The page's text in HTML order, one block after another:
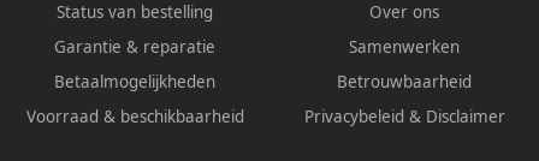
Status van bestelling
Garantie & reparatie
Betaalmogelijkheden
Voorraad & beschikbaarheid
Over ons
Samenwerken
Betrouwbaarheid
Privacybeleid & Disclaimer